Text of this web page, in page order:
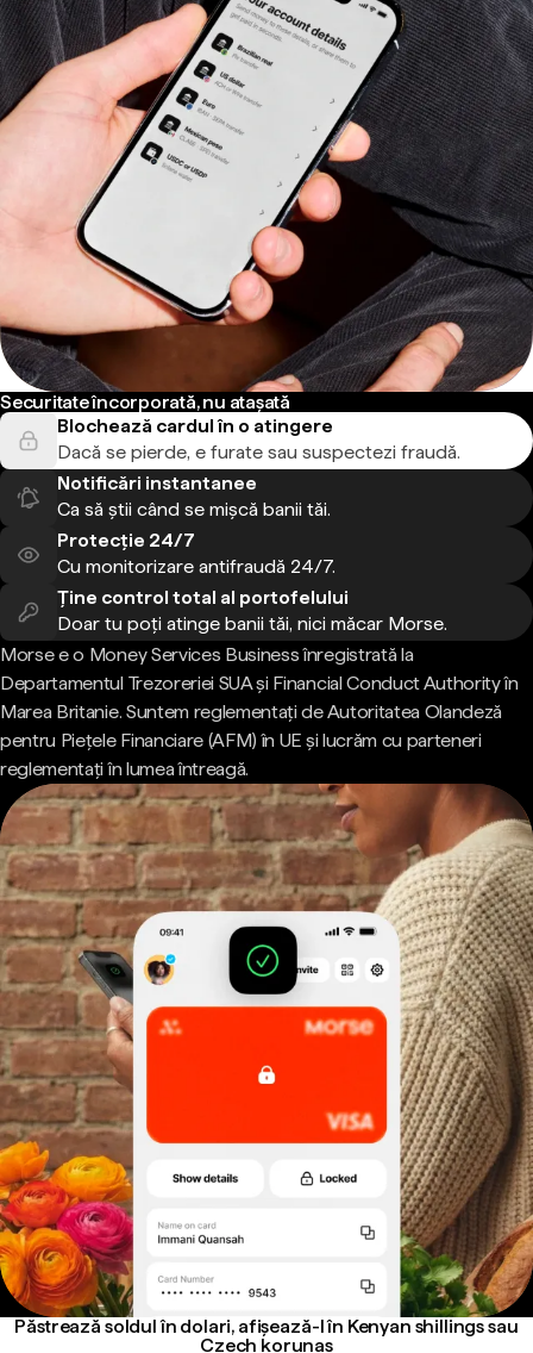
Securitate încorporată, nu atașată
Blochează cardul în o atingere
Dacă se pierde, e furate sau suspectezi fraudă.
Notificări instantanee
Ca să știi când se mișcă banii tăi.
Protecție 24/7
Cu monitorizare antifraudă 24/7.
Ține control total al portofelului
Doar tu poți atinge banii tăi, nici măcar Morse.
Morse e o Money Services Business înregistrată la
Departamentul Trezoreriei SUA și Financial Conduct Authority în
Marea Britanie. Suntem reglementați de Autoritatea Olandeză
pentru Piețele Financiare (AFM) în UE și lucrăm cu parteneri
reglementați în lumea întreagă.
Păstrează soldul în dolari, afișează-l în Kenyan shillings sau
Czech korunas